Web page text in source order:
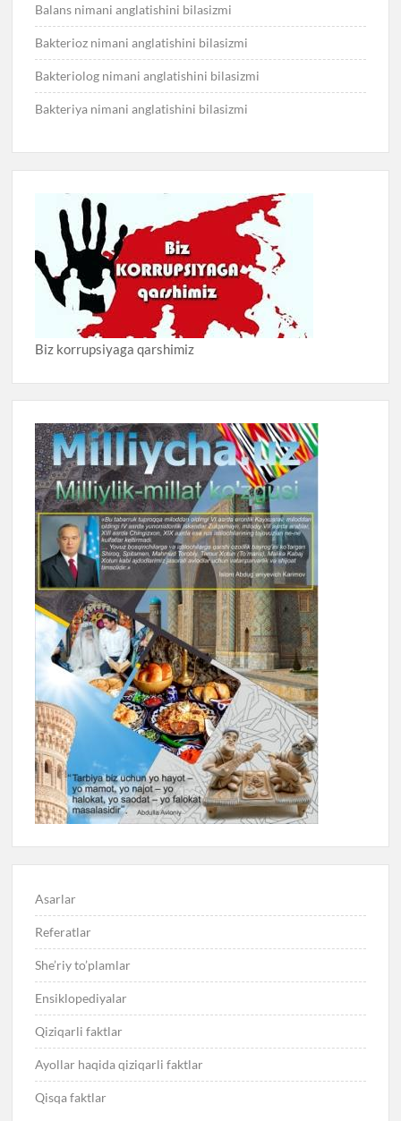
Balans nimani anglatishini bilasizmi
Bakterioz nimani anglatishini bilasizmi
Bakteriolog nimani anglatishini bilasizmi
Bakteriya nimani anglatishini bilasizmi
Biz korrupsiyaga qarshimiz
Asarlar
Referatlar
She’riy to’plamlar
Ensiklopediyalar
Qiziqarli faktlar
Ayollar haqida qiziqarli faktlar
Qisqa faktlar